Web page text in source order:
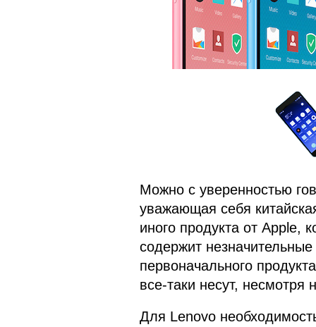
Можно с уверенностью
уважающая себя
иного продукта от Apple,
содержит
первоначального
все-таки несут, несмотря
Для Lenovo